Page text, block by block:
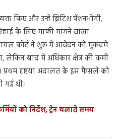
किए और उन्हें ब्रिटिश पेंशनभोगी,
के लिए माफी मांगने वाला
कोर्ट ने शुरू में आवेदन को मुकदमे
बाद में अधिकार क्षेत्र की कमी
प्रथम दृष्टया अदालत के इस फैसले को
गई थी।
को निर्देश, ट्रेन चलाते समय